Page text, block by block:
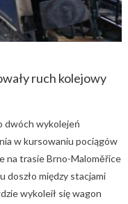
ruch kolejowy
dwóch wykolejeń
w kursowaniu pociągów
na trasie Brno-Maloměřice
między stacjami
wykoleił się wagon